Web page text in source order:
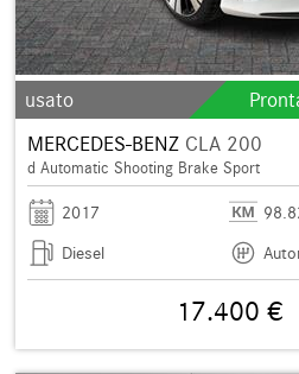
usato
MERCEDES-BENZ CLA 200
d Automatic Shooting Brake Sport
2017
Diesel
17.400 €